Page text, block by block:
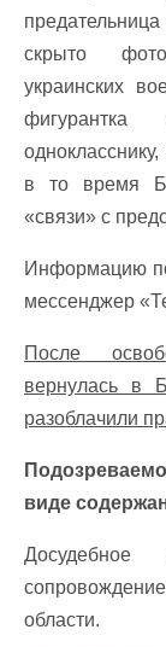
скрыто
украинских
в то время
«связи» с
Информацию
мессенджер
После
вернулась в
разоблачили
виде
Досудебное
области.